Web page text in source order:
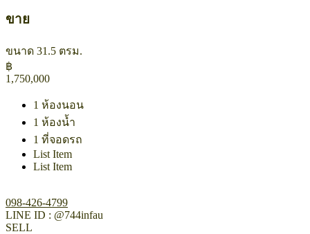
ขาย
ขนาด 31.5 ตรม.
฿
1,750,000
1 ห้องนอน
1 ห้องน้ำ
1 ที่จอดรถ
List Item
List Item
098-426-4799​
LINE ID : @744infau
SELL